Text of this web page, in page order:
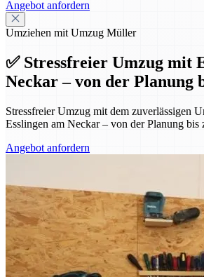
Angebot anfordern
Umziehen mit Umzug Müller
✅ Stressfreier Umzug mit
Neckar – von der Planung
Stressfreier Umzug mit dem zuverlässigen
Esslingen am Neckar – von der Planung bis
Angebot anfordern